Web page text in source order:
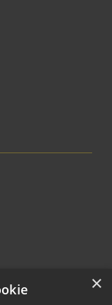
×